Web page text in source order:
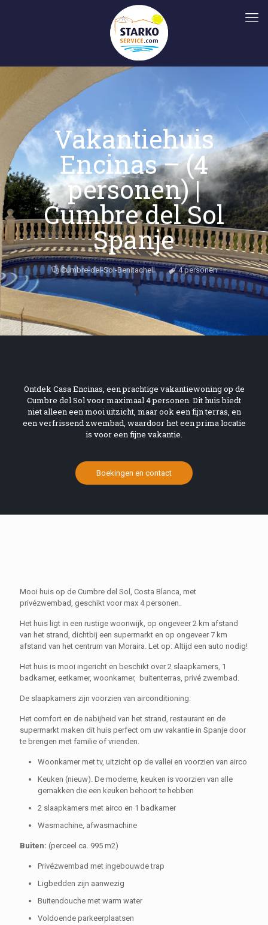
Vakantiehuis
Encinas – (4
personen) |
Cumbre del Sol
Spanje
Cumbre-del-Sol-Benitachell 4 personen
Ontdek Casa Encinas, een prachtige vakantiewoning op de
Cumbre del Sol voor maximaal 4 personen. Dit huis biedt
niet alleen een mooi uitzicht, maar ook een fijn terras, en
een verfrissend zwembad, waardoor het een prima locatie
is voor een fijne vakantie.
Boekingen en contact
Mooi huis op de Cumbre del Sol, Costa Blanca, met
privézwembad, geschikt voor max 4 personen.
Het huis ligt in een rustige woonwijk, op ongeveer 2 km afstand
van het strand, dichtbij een supermarkt en op ongeveer 7 km
afstand van het centrum van Moraira. Let op: Altijd een auto nodig!
Het huis is mooi ingericht en beschikt over 2 slaapkamers, 1
badkamer, eetkamer, woonkamer, buitenterras, privé zwembad.
De slaapkamers zijn voorzien van airconditioning.
Het comfort en de nabijheid van het strand, restaurant en de
supermarkt maken dit huis perfect om uw vakantie in Spanje door
te brengen met familie of vrienden.
Woonkamer met tv, uitzicht op de vallei en voorzien van airco
Keuken (nieuw). De moderne, keuken is voorzien van alle
gemakken die een keuken behoort te hebben
2 slaapkamers met airco en 1 badkamer
Wasmachine, afwasmachine
Buiten: (perceel ca. 995 m2)
Privézwembad met ingebouwde trap
Ligbedden zijn aanwezig
Buitendouche met warm water
Voldoende parkeerplaatsen